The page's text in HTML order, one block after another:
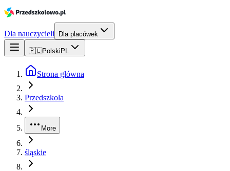
Dla nauczycieli Dla placówek
🇵🇱Polski PL
Strona główna
Przedszkola
More
śląskie